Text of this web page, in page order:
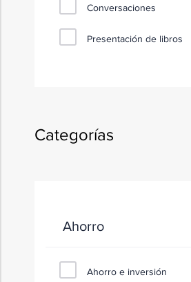
Conversaciones
Presentación de libros
Categorías
Ahorro
Ahorro e inversión